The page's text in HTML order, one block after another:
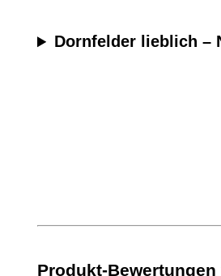
Dornfelder lieblich –
Produkt-